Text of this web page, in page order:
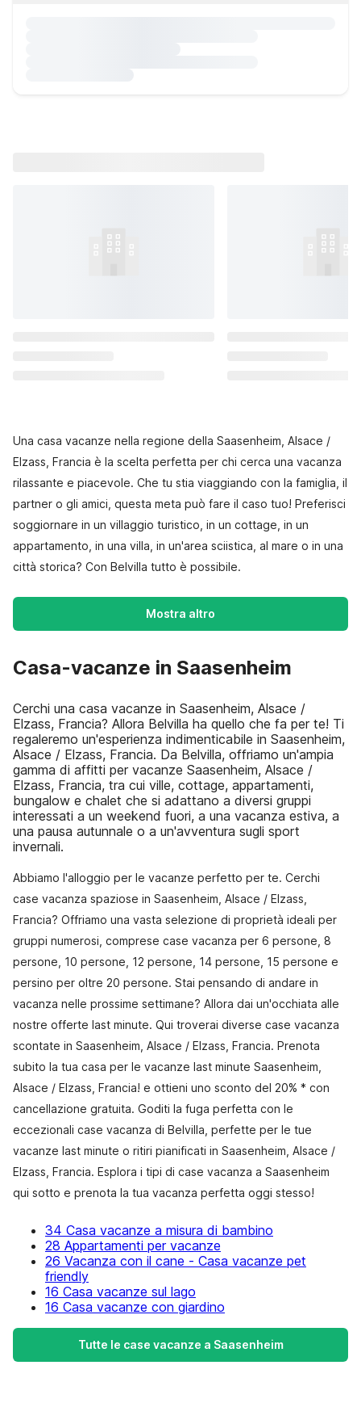
Una casa vacanze nella regione della Saasenheim, Alsace /
Elzass, Francia è la scelta perfetta per chi cerca una vacanza
rilassante e piacevole. Che tu stia viaggiando con la famiglia, il
partner o gli amici, questa meta può fare il caso tuo! Preferisci
soggiornare in un villaggio turistico, in un cottage, in un
appartamento, in una villa, in un'area sciistica, al mare o in una
città storica? Con Belvilla tutto è possibile.
Mostra altro
Casa-vacanze in Saasenheim
Cerchi una casa vacanze in Saasenheim, Alsace /
Elzass, Francia? Allora Belvilla ha quello che fa per te! Ti
regaleremo un'esperienza indimenticabile in Saasenheim,
Alsace / Elzass, Francia. Da Belvilla, offriamo un'ampia
gamma di affitti per vacanze Saasenheim, Alsace /
Elzass, Francia, tra cui ville, cottage, appartamenti,
bungalow e chalet che si adattano a diversi gruppi
interessati a un weekend fuori, a una vacanza estiva, a
una pausa autunnale o a un'avventura sugli sport
invernali.
Abbiamo l'alloggio per le vacanze perfetto per te. Cerchi
case vacanza spaziose in Saasenheim, Alsace / Elzass,
Francia? Offriamo una vasta selezione di proprietà ideali per
gruppi numerosi, comprese case vacanza per 6 persone, 8
persone, 10 persone, 12 persone, 14 persone, 15 persone e
persino per oltre 20 persone. Stai pensando di andare in
vacanza nelle prossime settimane? Allora dai un'occhiata alle
nostre offerte last minute. Qui troverai diverse case vacanza
scontate in Saasenheim, Alsace / Elzass, Francia. Prenota
subito la tua casa per le vacanze last minute Saasenheim,
Alsace / Elzass, Francia! e ottieni uno sconto del 20% * con
cancellazione gratuita. Goditi la fuga perfetta con le
eccezionali case vacanza di Belvilla, perfette per le tue
vacanze last minute o ritiri pianificati in Saasenheim, Alsace /
Elzass, Francia. Esplora i tipi di case vacanza a Saasenheim
qui sotto e prenota la tua vacanza perfetta oggi stesso!
34 Casa vacanze a misura di bambino
28 Appartamenti per vacanze
26 Vacanza con il cane - Casa vacanze pet
friendly
16 Casa vacanze sul lago
16 Casa vacanze con giardino
Tutte le case vacanze a Saasenheim